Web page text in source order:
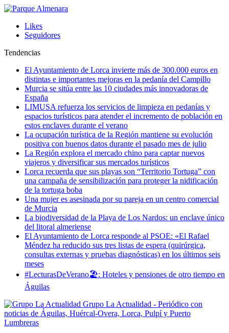
Likes
Seguidores
Tendencias
El Ayuntamiento de Lorca invierte más de 300.000 euros en
distintas e importantes mejoras en la pedanía del Campillo
Murcia se sitúa entre las 10 ciudades más innovadoras de
España
LIMUSA refuerza los servicios de limpieza en pedanías y
espacios turísticos para atender el incremento de población en
estos enclaves durante el verano
La ocupación turística de la Región mantiene su evolución
positiva con buenos datos durante el pasado mes de julio
La Región explora el mercado chino para captar nuevos
viajeros y diversificar sus mercados turísticos
Lorca recuerda que sus playas son “Territorio Tortuga” con
una campaña de sensibilización para proteger la nidificación
de la tortuga boba
Una mujer es asesinada por su pareja en un centro comercial
de Murcia
La biodiversidad de la Playa de Los Nardos: un enclave único
del litoral almeriense
El Ayuntamiento de Lorca responde al PSOE: «El Rafael
Méndez ha reducido sus tres listas de espera (quirúrgica,
consultas externas y pruebas diagnósticas) en los últimos seis
meses
#LecturasDeVerano🏖: Hoteles y pensiones de otro tiempo en
Águilas
Grupo La Actualidad - Periódico con
noticias de Águilas, Huércal-Overa, Lorca, Pulpí y Puerto
Lumbreras